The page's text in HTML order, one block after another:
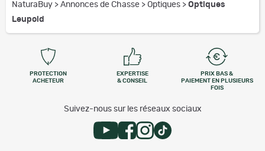
NaturaBuy > Annonces de Chasse > Optiques > Optiques
Leupold
PROTECTION
ACHETEUR
EXPERTISE
& CONSEIL
PRIX BAS &
PAIEMENT EN PLUSIEURS
FOIS
Suivez-nous sur les réseaux sociaux